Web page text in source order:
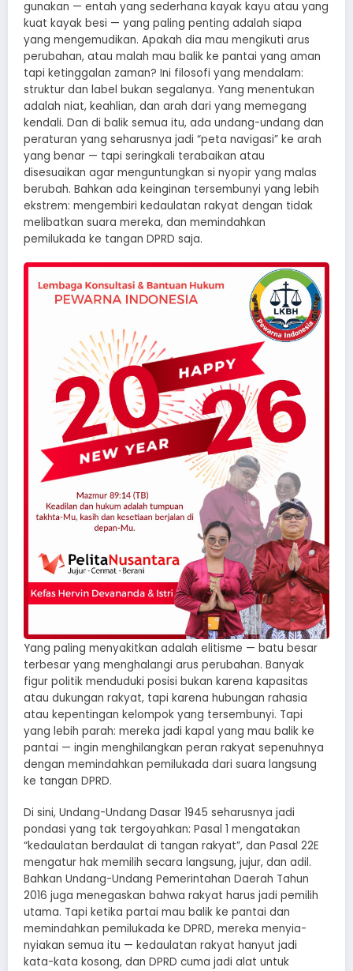
gunakan — entah yang sederhana kayak kayu atau yang
kuat kayak besi — yang paling penting adalah siapa
yang mengemudikan. Apakah dia mau mengikuti arus
perubahan, atau malah mau balik ke pantai yang aman
tapi ketinggalan zaman? Ini filosofi yang mendalam:
struktur dan label bukan segalanya. Yang menentukan
adalah niat, keahlian, dan arah dari yang memegang
kendali. Dan di balik semua itu, ada undang-undang dan
peraturan yang seharusnya jadi “peta navigasi” ke arah
yang benar — tapi seringkali terabaikan atau
disesuaikan agar menguntungkan si nyopir yang malas
berubah. Bahkan ada keinginan tersembunyi yang lebih
ekstrem: mengembiri kedaulatan rakyat dengan tidak
melibatkan suara mereka, dan memindahkan
pemilukada ke tangan DPRD saja.
Yang paling menyakitkan adalah elitisme — batu besar
terbesar yang menghalangi arus perubahan. Banyak
figur politik menduduki posisi bukan karena kapasitas
atau dukungan rakyat, tapi karena hubungan rahasia
atau kepentingan kelompok yang tersembunyi. Tapi
yang lebih parah: mereka jadi kapal yang mau balik ke
pantai — ingin menghilangkan peran rakyat sepenuhnya
dengan memindahkan pemilukada dari suara langsung
ke tangan DPRD.
Di sini, Undang-Undang Dasar 1945 seharusnya jadi
pondasi yang tak tergoyahkan: Pasal 1 mengatakan
“kedaulatan berdaulat di tangan rakyat”, dan Pasal 22E
mengatur hak memilih secara langsung, jujur, dan adil.
Bahkan Undang-Undang Pemerintahan Daerah Tahun
2016 juga menegaskan bahwa rakyat harus jadi pemilih
utama. Tapi ketika partai mau balik ke pantai dan
memindahkan pemilukada ke DPRD, mereka menyia-
nyiakan semua itu — kedaulatan rakyat hanyut jadi
kata-kata kosong, dan DPRD cuma jadi alat untuk